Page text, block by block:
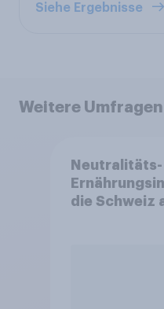
Siehe Ergebnisse
Weitere
Neutralitäts-
die Schweiz